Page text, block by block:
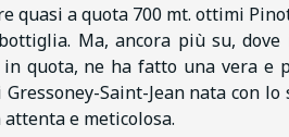
quasi a quota 700 mt. ottimi
Ma, ancora più su,
quota, ne ha fatto una vera e
Saint-Jean nata con
e meticolosa.